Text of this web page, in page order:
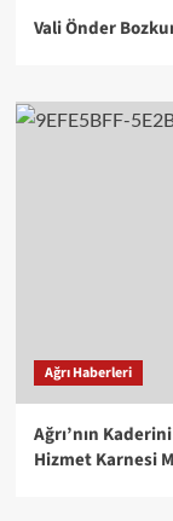
Vali Önder
Ağrı Haberleri
Ağrı’nın
Hizmet Karnesi